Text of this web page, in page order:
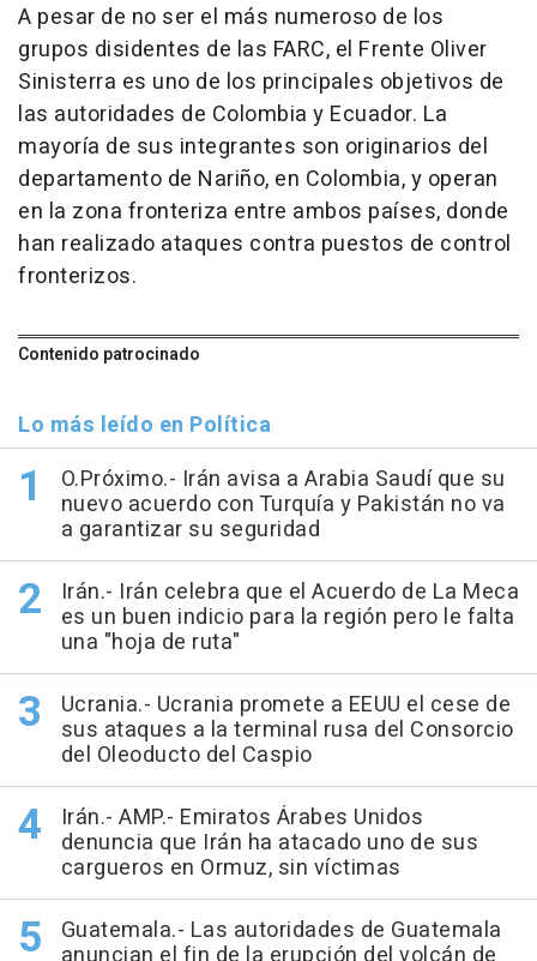
A pesar de no ser el más numeroso de los
grupos disidentes de las FARC, el Frente Oliver
Sinisterra es uno de los principales objetivos de
las autoridades de Colombia y Ecuador. La
mayoría de sus integrantes son originarios del
departamento de Nariño, en Colombia, y operan
en la zona fronteriza entre ambos países, donde
han realizado ataques contra puestos de control
fronterizos.
Contenido patrocinado
Lo más leído en Política
O.Próximo.- Irán avisa a Arabia Saudí que su
nuevo acuerdo con Turquía y Pakistán no va
a garantizar su seguridad
Irán.- Irán celebra que el Acuerdo de La Meca
es un buen indicio para la región pero le falta
una "hoja de ruta"
Ucrania.- Ucrania promete a EEUU el cese de
sus ataques a la terminal rusa del Consorcio
del Oleoducto del Caspio
Irán.- AMP.- Emiratos Árabes Unidos
denuncia que Irán ha atacado uno de sus
cargueros en Ormuz, sin víctimas
Guatemala.- Las autoridades de Guatemala